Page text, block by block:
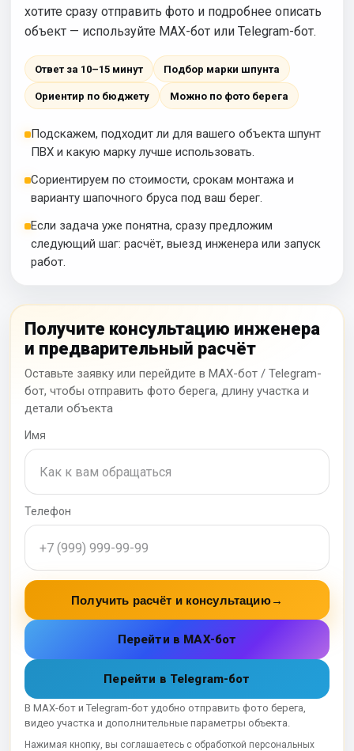
хотите сразу отправить фото и подробнее описать
объект — используйте MAX-бот или Telegram-бот.
Ответ за 10–15 минут Подбор марки шпунта
Ориентир по бюджету Можно по фото берега
Подскажем, подходит ли для вашего объекта шпунт
ПВХ и какую марку лучше использовать.
Сориентируем по стоимости, срокам монтажа и
варианту шапочного бруса под ваш берег.
Если задача уже понятна, сразу предложим
следующий шаг: расчёт, выезд инженера или запуск
работ.
Получите консультацию инженера
и предварительный расчёт
Оставьте заявку или перейдите в MAX-бот / Telegram-
бот, чтобы отправить фото берега, длину участка и
детали объекта
Имя
Телефон
Получить расчёт и консультацию→
Перейти в MAX-бот
Перейти в Telegram-бот
В MAX-бот и Telegram-бот удобно отправить фото берега,
видео участка и дополнительные параметры объекта.
Нажимая кнопку, вы соглашаетесь с обработкой персональных